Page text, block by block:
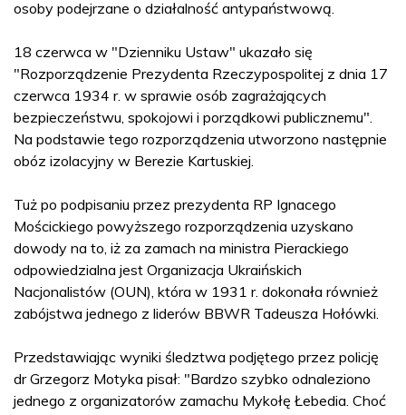
osoby podejrzane o działalność antypaństwową.
18 czerwca w "Dzienniku Ustaw" ukazało się
"Rozporządzenie Prezydenta Rzeczypospolitej z dnia 17
czerwca 1934 r. w sprawie osób zagrażających
bezpieczeństwu, spokojowi i porządkowi publicznemu".
Na podstawie tego rozporządzenia utworzono następnie
obóz izolacyjny w Berezie Kartuskiej.
Tuż po podpisaniu przez prezydenta RP Ignacego
Mościckiego powyższego rozporządzenia uzyskano
dowody na to, iż za zamach na ministra Pierackiego
odpowiedzialna jest Organizacja Ukraińskich
Nacjonalistów (OUN), która w 1931 r. dokonała również
zabójstwa jednego z liderów BBWR Tadeusza Hołówki.
Przedstawiając wyniki śledztwa podjętego przez policję
dr Grzegorz Motyka pisał: "Bardzo szybko odnaleziono
jednego z organizatorów zamachu Mykołę Łebedia. Choć